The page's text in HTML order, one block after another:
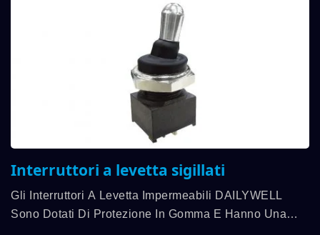
Interruttori a levetta sigillati
Gli Interruttori A Levetta Impermeabili DAILYWELL
Sono Dotati Di Protezione In Gomma E Hanno Una